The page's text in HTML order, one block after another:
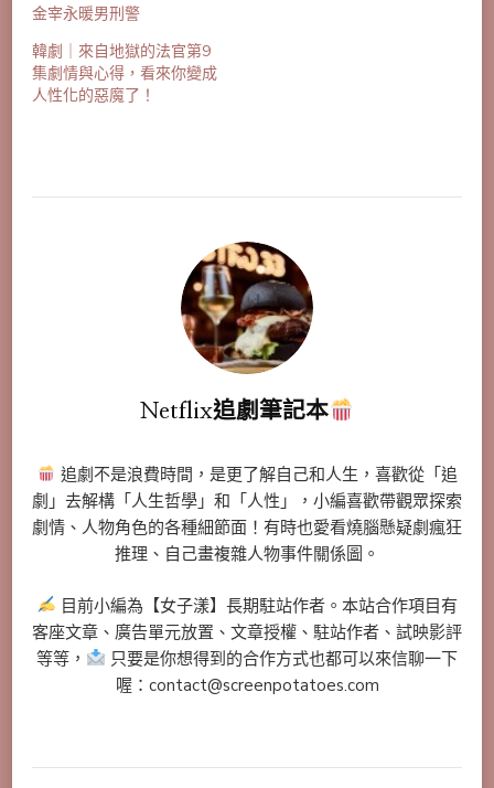
金宰永暖男刑警
韓劇｜來自地獄的法官第9
集劇情與心得，看來你變成
人性化的惡魔了！
Netflix追劇筆記本
追劇不是浪費時間，是更了解自己和人生，喜歡從「追
劇」去解構「人生哲學」和「人性」，小編喜歡帶觀眾探索
劇情、人物角色的各種細節面！有時也愛看燒腦懸疑劇瘋狂
推理、自己畫複雜人物事件關係圖。
目前小編為【女子漾】長期駐站作者。本站合作項目有
客座文章、廣告單元放置、文章授權、駐站作者、試映影評
等等，
只要是你想得到的合作方式也都可以來信聊一下
喔：contact@screenpotatoes.com